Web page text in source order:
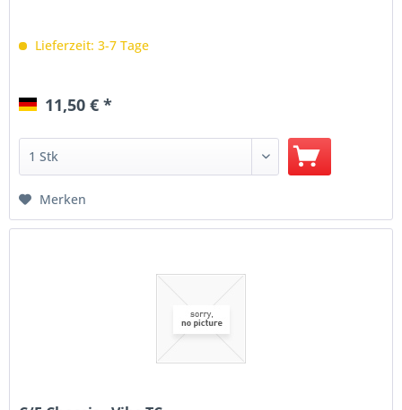
Lieferzeit: 3-7 Tage
11,50 € *
Merken